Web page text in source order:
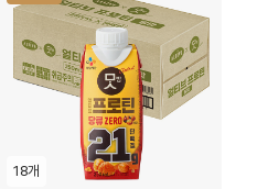
18개